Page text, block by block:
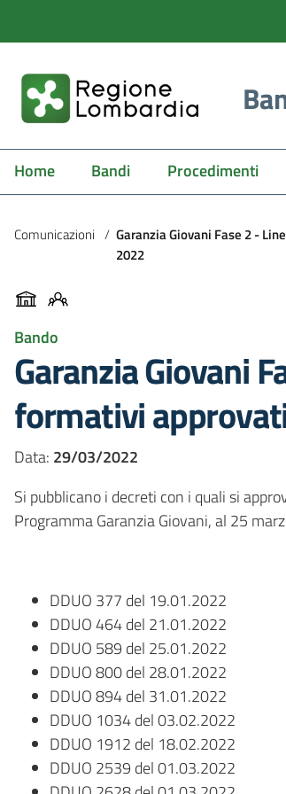
Home Bandi Procedimenti
Comunicazioni / Garanzia Giovani Fase 2 -
2022
Bando
Garanzia Giovani
formativi
Data: 29/03/2022
Si pubblicano i decreti con i quali si
Programma Garanzia Giovani, al 25
DDUO 377 del 19.01.2022
DDUO 464 del 21.01.2022
DDUO 589 del 25.01.2022
DDUO 800 del 28.01.2022
DDUO 894 del 31.01.2022
DDUO 1034 del 03.02.2022
DDUO 1912 del 18.02.2022
DDUO 2539 del 01.03.2022